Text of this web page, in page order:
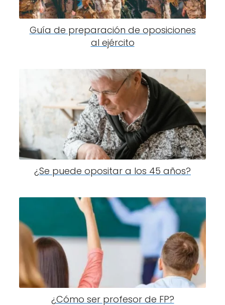
Guía de preparación de oposiciones
al ejército
¿Se puede opositar a los 45 años?
¿Cómo ser profesor de FP?